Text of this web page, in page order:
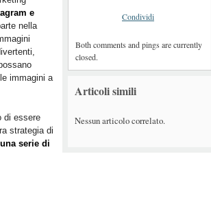
Condividi
Both comments and pings are currently
closed.
Articoli simili
Nessun articolo correlato.
e
nella
immagini a
di essere
strategia di
una serie di